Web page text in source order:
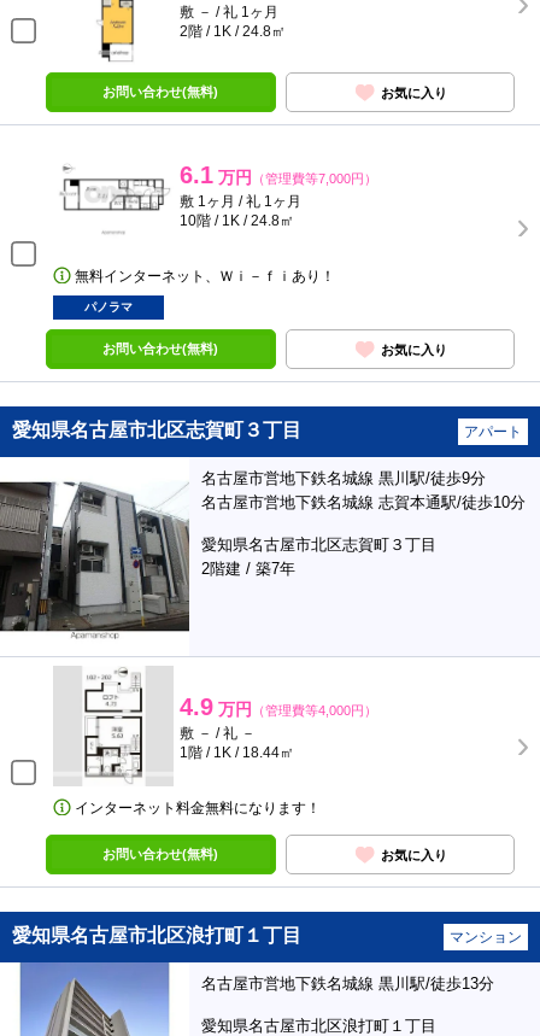
敷 － / 礼 1ヶ月
2階 / 1K / 24.8㎡
お問い合わせ(無料) お気に入り
6.1 万円 （管理費等7,000円）
敷 1ヶ月 / 礼 1ヶ月
10階 / 1K / 24.8㎡
無料インターネット、Ｗｉ－ｆｉあり！
パノラマ
お問い合わせ(無料) お気に入り
愛知県名古屋市北区志賀町３丁目 アパート
名古屋市営地下鉄名城線 黒川駅/徒歩9分
名古屋市営地下鉄名城線 志賀本通駅/徒歩10分
愛知県名古屋市北区志賀町３丁目
2階建 / 築7年
4.9 万円 （管理費等4,000円）
敷 － / 礼 －
1階 / 1K / 18.44㎡
インターネット料金無料になります！
お問い合わせ(無料) お気に入り
愛知県名古屋市北区浪打町１丁目 マンション
名古屋市営地下鉄名城線 黒川駅/徒歩13分
愛知県名古屋市北区浪打町１丁目